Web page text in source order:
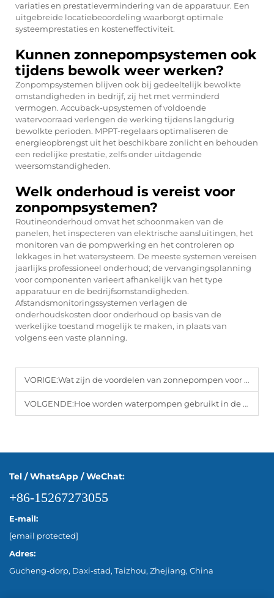
variaties en prestatievermindering van de apparatuur. Een
uitgebreide locatiebeoordeling waarborgt optimale
systeemprestaties en kosteneffectiviteit.
Kunnen zonnepompsystemen ook
tijdens bewolk weer werken?
Zonpompsystemen blijven ook bij gedeeltelijk bewolkte
omstandigheden in bedrijf, zij het met verminderd
vermogen. Accuback-upsystemen of voldoende
watervoorraad verlengen de werking tijdens langdurig
bewolkte perioden. MPPT-regelaars optimaliseren de
energieopbrengst uit het beschikbare zonlicht en behouden
een redelijke prestatie, zelfs onder uitdagende
weersomstandigheden.
Welk onderhoud is vereist voor
zonpompsystemen?
Routineonderhoud omvat het schoonmaken van de
panelen, het inspecteren van elektrische aansluitingen, het
monitoren van de pompwerking en het controleren op
lekkages in het watersysteem. De meeste systemen vereisen
jaarlijks professioneel onderhoud; de vervangingsplanning
voor componenten varieert afhankelijk van het type
apparatuur en de bedrijfsomstandigheden.
Afstandsmonitoringssystemen verlagen de
onderhoudskosten door onderhoud op basis van de
werkelijke toestand mogelijk te maken, in plaats van
volgens een vaste planning.
VORIGE:Wat zijn de voordelen van zonnepompen voor wateraanvoer op afstand?
VOLGENDE:Hoe worden waterpompen gebruikt in de woningbouw- en industriële sector?
Tel / WhatsApp / WeChat:
+86-15267273055
E-mail:
[email protected]
Adres:
Gucheng-dorp, Daxi-stad, Taizhou, Zhejiang, China